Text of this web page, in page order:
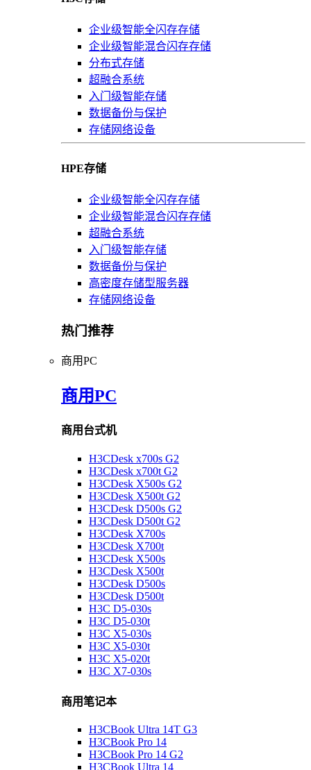
企业级智能全闪存存储
企业级智能混合闪存存储
分布式存储
超融合系统
入门级智能存储
数据备份与保护
存储网络设备
HPE存储
企业级智能全闪存存储
企业级智能混合闪存存储
超融合系统
入门级智能存储
数据备份与保护
高密度存储型服务器
存储网络设备
热门推荐
商用PC
商用PC
商用台式机
H3CDesk x700s G2
H3CDesk x700t G2
H3CDesk X500s G2
H3CDesk X500t G2
H3CDesk D500s G2
H3CDesk D500t G2
H3CDesk X700s
H3CDesk X700t
H3CDesk X500s
H3CDesk X500t
H3CDesk D500s
H3CDesk D500t
H3C D5-030s
H3C D5-030t
H3C X5-030s
H3C X5-030t
H3C X5-020t
H3C X7-030s
商用笔记本
H3CBook Ultra 14T G3
H3CBook Pro 14
H3CBook Pro 14 G2
H3CBook Ultra 14